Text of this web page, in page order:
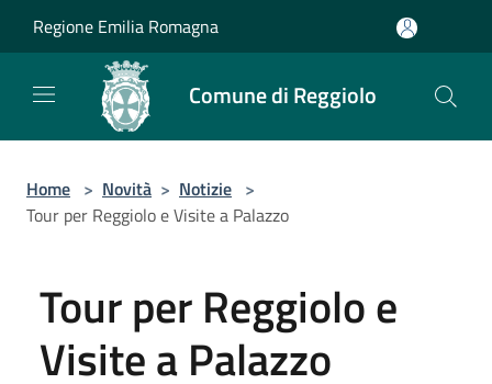
Regione Emilia Romagna
Comune di Reggiolo
Home > Novità > Notizie >
Tour per Reggiolo e Visite a Palazzo
Tour per Reggiolo e
Visite a Palazzo